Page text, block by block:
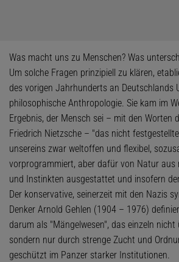
Was macht uns zu Menschen? Was
Um solche Fragen prinzipiell zu klären,
des vorigen Jahrhunderts an Deutschlands
philosophische Anthropologie. Sie kam im
Ergebnis, der Mensch sei – mit den Worten
Friedrich Nietzsche – "das nicht
unsereins zwar weltoffen und flexibel,
vorprogrammiert, aber dafür von Natur aus
und Instinkten ausgestattet und insofern
Der konservative, seinerzeit mit den Nazis
Denker Arnold Gehlen (1904 – 1976)
darum als "Mängelwesen", das einzeln nicht
sondern nur durch strenge Zucht und
geschützt im Panzer starker Institutionen.